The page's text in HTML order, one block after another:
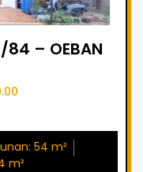
84 – OEBAN
54 m²
m²